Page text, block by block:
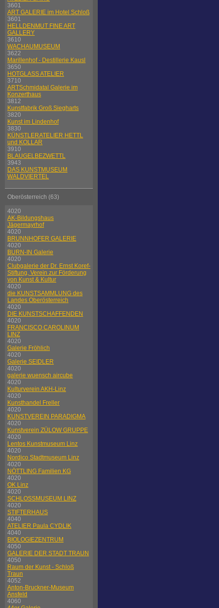
3601
ART GALERIE im Hotel Schloß
3601
HELLDENMUT FINE ART
GALLERY
3610
WACHAUMUSEUM
3622
Marillenhof - Destillerie Kausl
3650
HOTGLASS ATELIER
3710
ARTSchmidatal Galerie im
Konzerthaus
3812
Kunstfabrik Groß Siegharts
3820
Kunst im Lindenhof
3830
KÜNSTLERATELIER HETTL
und KOLLAR
3910
BLAUGELBEZWETTL
3943
DAS KUNSTMUSEUM
WALDVIERTEL
Oberösterreich (63)
4020
AK-Bildungshaus
Jägermayrhof
4020
BRUNNHOFER GALERIE
4020
BURN-IN Galerie
4020
Clubgalerie der Dr. Ernst Koref-
Stiftung, Verein zur Förderung
von Kunst & Kultur
4020
die KUNSTSAMMLUNG des
Landes Oberösterreich
4020
DIE KUNSTSCHAFFENDEN
4020
FRANCISCO CAROLINUM
LINZ
4020
Galerie Fröhlich
4020
Galerie SEIDLER
4020
galerie wuensch aircube
4020
Kulturverein AKH-Linz
4020
Kunsthandel Freller
4020
KUNSTVEREIN PARADIGMA
4020
Kunstverein ZÜLOW GRUPPE
4020
Lentos Kunstmuseum Linz
4020
Nordico Stadtmuseum Linz
4020
NÖTTLING Familien KG
4020
OK Linz
4020
SCHLOSSMUSEUM LINZ
4020
STIFTERHAUS
4040
ATELIER Paula CYDLIK
4040
BIOLOGIEZENTRUM
4050
GALERIE DER STADT TRAUN
4050
Raum der Kunst - Schloß
Traun
4052
Anton-Bruckner-Museum
Ansfeld
4060